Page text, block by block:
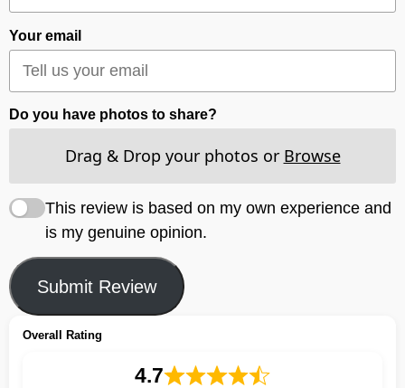
Your email
Do you have photos to share?
Drag & Drop your photos or Browse
This review is based on my own experience and
is my genuine opinion.
Submit Review
Overall Rating
4.7